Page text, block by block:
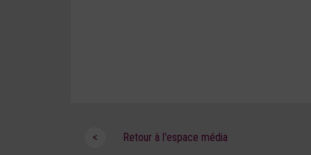
< Retour à l'espace média